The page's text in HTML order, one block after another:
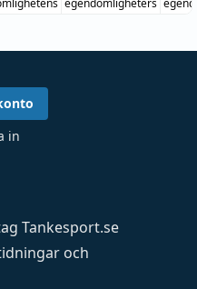
Tankesport.se
och
in